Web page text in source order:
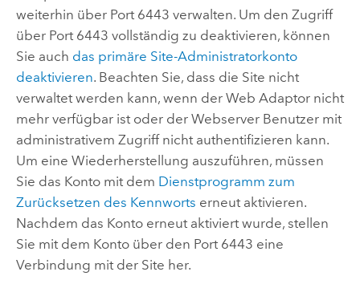
weiterhin über Port 6443 verwalten. Um den Zugriff
über Port 6443 vollständig zu deaktivieren, können
Sie auch das primäre Site-Administratorkonto
deaktivieren. Beachten Sie, dass die Site nicht
verwaltet werden kann, wenn der Web Adaptor nicht
mehr verfügbar ist oder der Webserver Benutzer mit
administrativem Zugriff nicht authentifizieren kann.
Um eine Wiederherstellung auszuführen, müssen
Sie das Konto mit dem Dienstprogramm zum
Zurücksetzen des Kennworts erneut aktivieren.
Nachdem das Konto erneut aktiviert wurde, stellen
Sie mit dem Konto über den Port 6443 eine
Verbindung mit der Site her.